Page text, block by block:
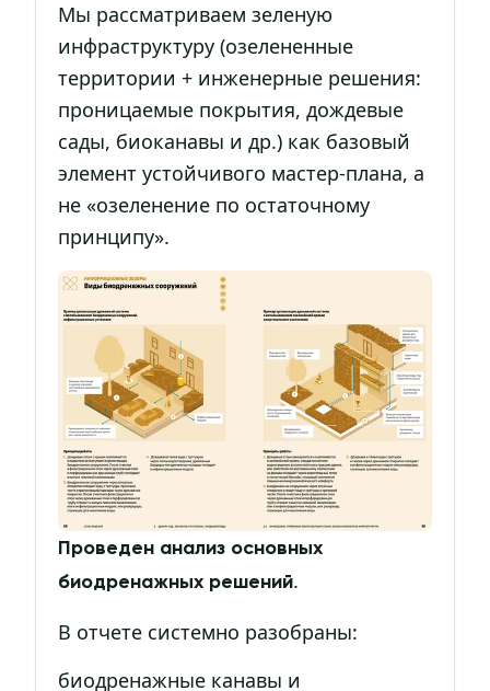
Мы рассматриваем зеленую
инфраструктуру (озелененные
территории + инженерные решения:
проницаемые покрытия, дождевые
сады, биоканавы и др.) как базовый
элемент устойчивого мастер-плана, а
не «озеленение по остаточному
принципу».
Проведен анализ основных
биодренажных решений.
В отчете системно разобраны:
биодренажные канавы и